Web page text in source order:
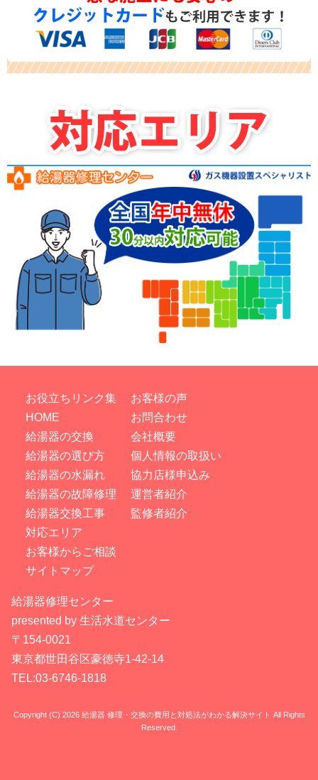
お役立ちリンク集
HOME
給湯器の交換
給湯器の選び方
給湯器の水漏れ
給湯器の故障修理
給湯器交換工事
対応エリア
お客様からご相談
サイトマップ
お客様の声
お問合わせ
会社概要
個人情報の取扱い
協力店様申込み
運営者紹介
監修者紹介
給湯器修理センター
presented by 生活水道センター
〒154-0021
東京都世田谷区豪徳寺1-42-14
TEL:03-6746-1818
Copyright (C) 2026 給湯器 修理・交換の費用と対処法がわかる解決サイト All Rights
Reserved.